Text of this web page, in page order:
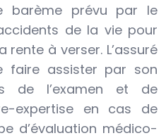
barème prévu par le
de la vie pour
à verser. L’assuré
faire assister par son
de l’examen et de
expertise en cas de
d’évaluation médico-